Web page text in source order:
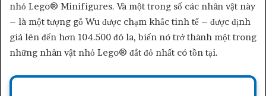
nhỏ Lego® Minifigures. Và một trong số các nhân vật này
– là một tượng gỗ Wu được chạm khắc tinh tế – được định
giá lên đến hơn 104.500 đô la, biến nó trở thành một trong
những nhân vật nhỏ Lego® đắt đỏ nhất có tồn tại.